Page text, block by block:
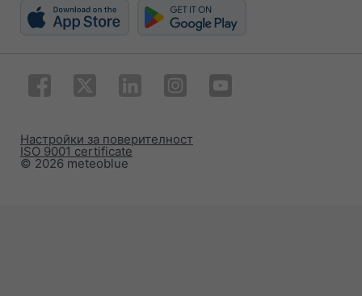
© 2026 meteoblue
ISO 9001 certificate
Настройки за поверителност